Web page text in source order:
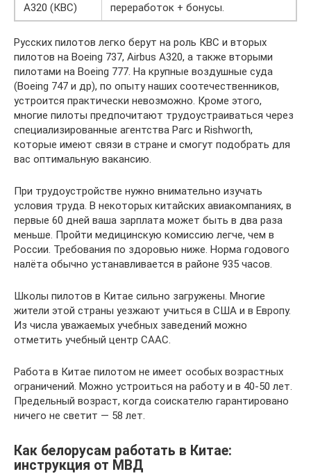
A320 (КВС)
переработок + бонусы.
Русских пилотов легко берут на роль КВС и вторых
пилотов на Boeing 737, Airbus A320, а также вторыми
пилотами на Boeing 777. На крупные воздушные суда
(Boeing 747 и др), по опыту наших соотечественников,
устроится практически невозможно. Кроме этого,
многие пилоты предпочитают трудоустраиваться через
специализированные агентства Parc и Rishworth,
которые имеют связи в стране и смогут подобрать для
вас оптимальную вакансию.
При трудоустройстве нужно внимательно изучать
условия труда. В некоторых китайских авиакомпаниях, в
первые 60 дней ваша зарплата может быть в два раза
меньше. Пройти медицинскую комиссию легче, чем в
России. Требования по здоровью ниже. Норма годового
налёта обычно устанавливается в районе 935 часов.
Школы пилотов в Китае сильно загружены. Многие
жители этой страны уезжают учиться в США и в Европу.
Из числа уважаемых учебных заведений можно
отметить учебный центр CAAC.
Работа в Китае пилотом не имеет особых возрастных
ограничений. Можно устроиться на работу и в 40-50 лет.
Предельный возраст, когда соискателю гарантировано
ничего не светит — 58 лет.
Как белорусам работать в Китае:
инструкция от МВД